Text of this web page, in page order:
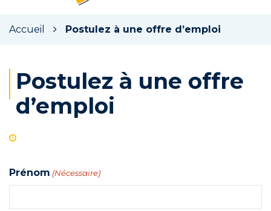
Accueil Postulez à une offre d’emploi
Postulez à une offre
d’emploi
Prénom (Nécessaire)